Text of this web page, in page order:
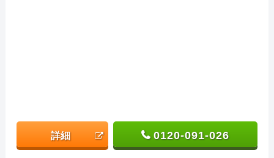
詳細 0120-091-026